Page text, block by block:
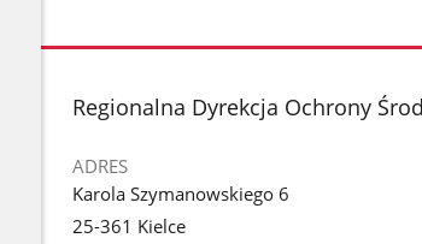
stopka
Regionalna Dyrekcja Ochrony
ADRES
Karola Szymanowskiego 6
25-361 Kielce